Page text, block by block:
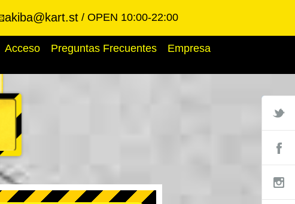
akiba@kart.st OPEN 10:00-22:00
Acceso Preguntas Frecuentes
Empresa